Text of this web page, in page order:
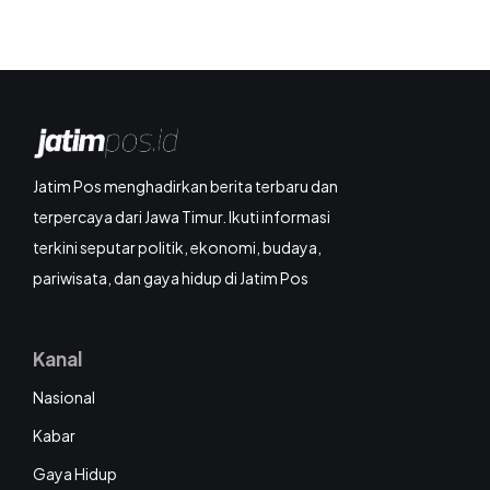
Jatim Pos menghadirkan berita terbaru dan
terpercaya dari Jawa Timur. Ikuti informasi
terkini seputar politik, ekonomi, budaya,
pariwisata, dan gaya hidup di Jatim Pos
Kanal
Nasional
Kabar
Gaya Hidup